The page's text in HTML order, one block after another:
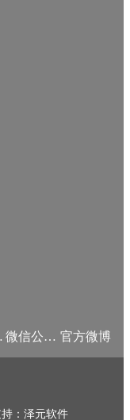
微信公众号 官方微博
：泽元软件